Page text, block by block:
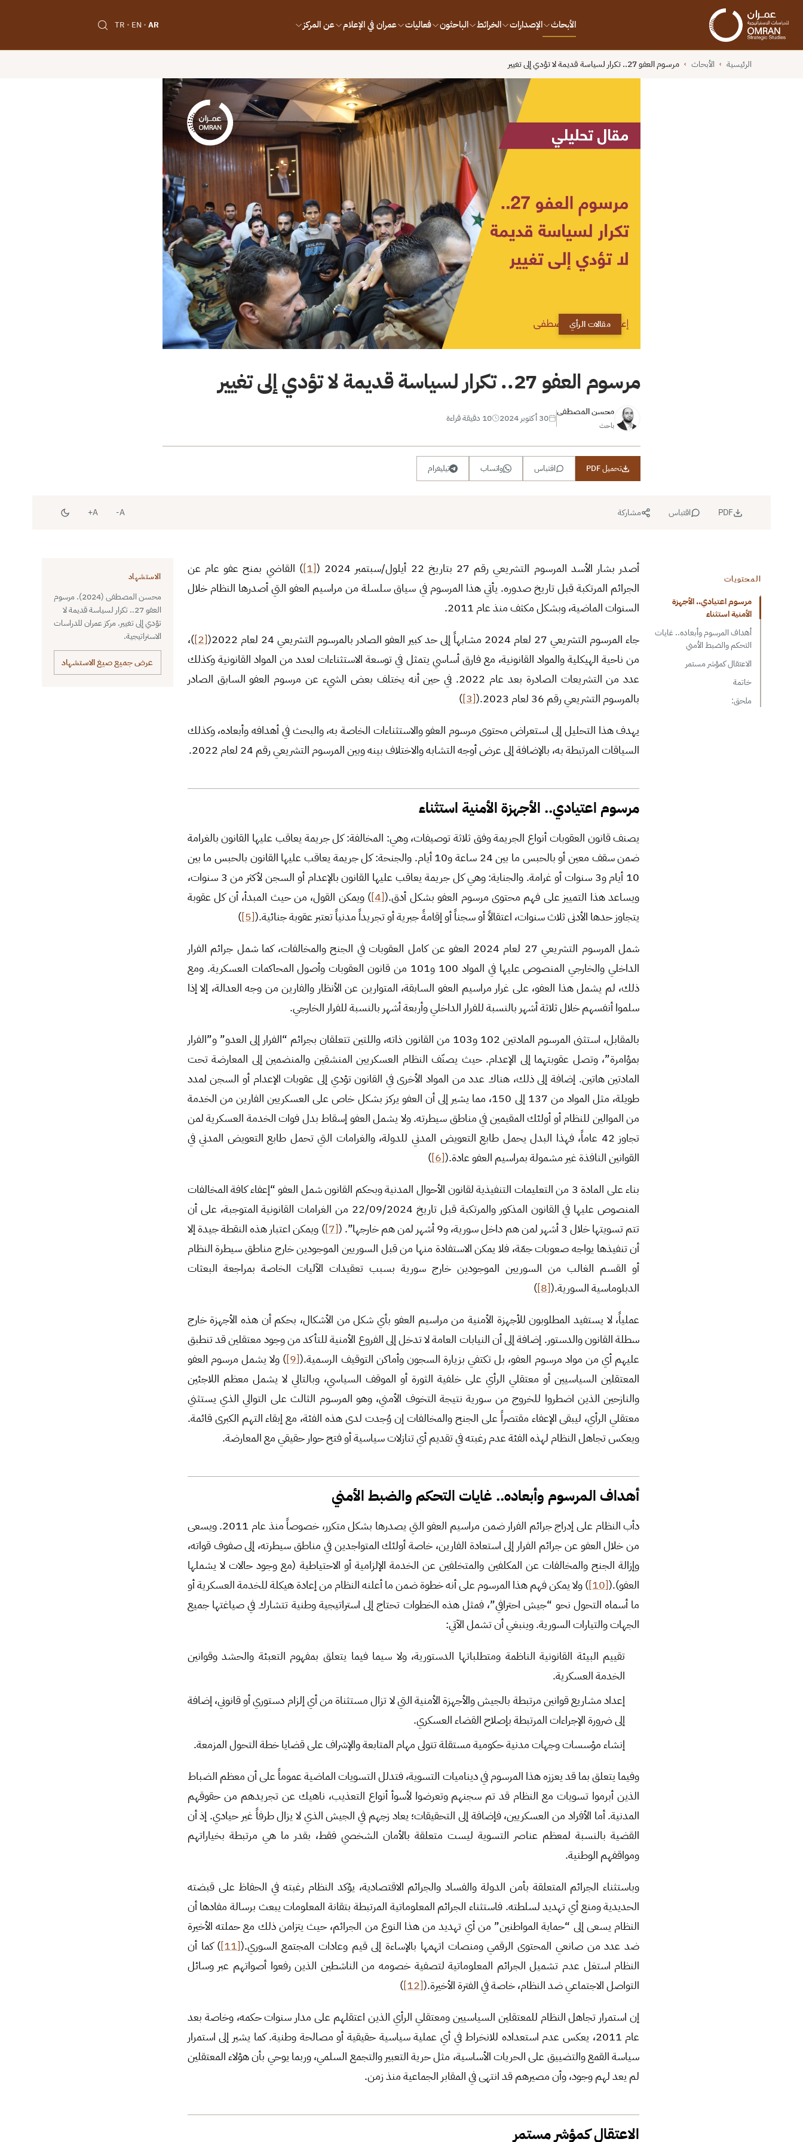
الأبحاث الإصدارات الخرائط الباحثون فعاليات عمران في الإعلام عن المركز AR
EN
TR
الرئيسية › الأبحاث › مرسوم العفو 27.. تكرار لسياسة قديمة لا تؤدي إلى تغيير
مقالات الرأي
مرسوم العفو 27.. تكرار لسياسة قديمة لا تؤدي إلى تغيير
محسن المصطفى
باحث
30 أكتوبر 2024 10 دقيقة قراءة
تحميل PDF اقتباس واتساب تيليغرام
PDF اقتباس مشاركة A-
A+
المحتويات
مرسوم اعتيادي.. الأجهزة
الأمنية استثناء
أهداف المرسوم وأبعاده.. غايات
التحكم والضبط الأمني
الاعتقال كمؤشر مستمر
خاتمة
ملحق:
أصدر بشار الأسد المرسوم التشريعي رقم 27 بتاريخ 22 أيلول/سبتمبر 2024 ( [1]
) القاضي بمنح عفو عام عن
الجرائم المرتكبة قبل تاريخ صدوره. يأتي هذا المرسوم في سياق سلسلة من مراسيم العفو التي أصدرها النظام خلال
السنوات الماضية، وبشكل مكثف منذ عام 2011.
جاء المرسوم التشريعي 27 لعام 2024 مشابهاً إلى حد كبير العفو الصادر بالمرسوم التشريعي 24 لعام 2022(
[2]
)،
من ناحية الهيكلية والمواد القانونية، مع فارق أساسي يتمثل في توسعة الاستثناءات لعدد من المواد القانونية وكذلك
عدد من التشريعات الصادرة بعد عام 2022. في حين أنه يختلف بعض الشيء عن مرسوم العفو السابق الصادر
بالمرسوم التشريعي رقم 36 لعام 2023.(
[3]
)
يهدف هذا التحليل إلى استعراض محتوى مرسوم العفو والاستثناءات الخاصة به، والبحث في أهدافه وأبعاده، وكذلك
السياقات المرتبطة به، بالإضافة إلى عرض أوجه التشابه والاختلاف بينه وبين المرسوم التشريعي رقم 24 لعام 2022.
مرسوم اعتيادي.. الأجهزة الأمنية استثناء
يصنف قانون العقوبات أنواع الجريمة وفق ثلاثة توصيفات، وهي: المخالفة: كل جريمة يعاقب عليها القانون بالغرامة
ضمن سقف معين أو بالحبس ما بين 24 ساعة و10 أيام. والجنحة: كل جريمة يعاقب عليها القانون بالحبس ما بين
10 أيام و3 سنوات أو غرامة. والجناية: وهي كل جريمة يعاقب عليها القانون بالإعدام أو السجن لأكثر من 3 سنوات،
ويساعد هذا التمييز على فهم محتوى مرسوم العفو بشكل أدق.([4]
) ويمكن القول، من حيث المبدأ، أن كل عقوبة
يتجاوز حدها الأدنى ثلاث سنوات، اعتقالاً أو سجناً أو إقامةً جبرية أو تجريداً مدنياً تعتبر عقوبة جنائية.([5]
)
شمل المرسوم التشريعي 27 لعام 2024 العفو عن كامل العقوبات في الجنح والمخالفات، كما شمل جرائم الفرار
الداخلي والخارجي المنصوص عليها في المواد 100 و101 من قانون العقوبات وأصول المحاكمات العسكرية. ومع
ذلك، لم يشمل هذا العفو، على غرار مراسيم العفو السابقة، المتوارين عن الأنظار والفارين من وجه العدالة، إلا إذا
سلموا أنفسهم خلال ثلاثة أشهر بالنسبة للفرار الداخلي وأربعة أشهر بالنسبة للفرار الخارجي.
بالمقابل، استثنى المرسوم المادتين 102 و103 من القانون ذاته، واللتين تتعلقان بجرائم “الفرار إلى العدو” و”الفرار
بمؤامرة”، وتصل عقوبتهما إلى الإعدام. حيث يصنّف النظام العسكريين المنشقين والمنضمين إلى المعارضة تحت
المادتين هاتين. إضافة إلى ذلك، هناك عدد من المواد الأخرى في القانون تؤدي إلى عقوبات الإعدام أو السجن لمدد
طويلة، مثل المواد من 137 إلى 150، مما يشير إلى أن العفو يركز بشكل خاص على العسكريين الفارين من الخدمة
من الموالين للنظام أو أولئك المقيمين في مناطق سيطرته. ولا يشمل العفو إسقاط بدل فوات الخدمة العسكرية لمن
تجاوز 42 عاماً، فهذا البدل يحمل طابع التعويض المدني للدولة، والغرامات التي تحمل طابع التعويض المدني في
القوانين النافذة غير مشمولة بمراسيم العفو عادة.([6]
)
بناء على المادة 3 من التعليمات التنفيذية لقانون الأحوال المدنية وبحكم القانون شمل العفو “إعفاء كافة المخالفات
المنصوص عليها في القانون المذكور والمرتكبة قبل تاريخ 22/09/2024 من الغرامات القانونية المتوجبة، على أن
تتم تسويتها خلال 3 أشهر لمن هم داخل سورية، و9 أشهر لمن هم خارجها”. (
[7]
) ويمكن اعتبار هذه النقطة جيدة إلا
أن تنفيذها يواجه صعوبات جمّة، فلا يمكن الاستفادة منها من قبل السوريين الموجودين خارج مناطق سيطرة النظام
أو القسم الغالب من السوريين الموجودين خارج سورية بسبب تعقيدات الآليات الخاصة بمراجعة البعثات
الدبلوماسية السورية.([8]
)
عملياً، لا يستفيد المطلوبون للأجهزة الأمنية من مراسيم العفو بأي شكل من الأشكال، بحكم أن هذه الأجهزة خارج
سطلة القانون والدستور. إضافة إلى أن النيابات العامة لا تدخل إلى الفروع الأمنية للتأكد من وجود معتقلين قد تنطبق
عليهم أي من مواد مرسوم العفو، بل تكتفي بزيارة السجون وأماكن التوقيف الرسمية.([9]
) ولا يشمل مرسوم العفو
المعتقلين السياسيين أو معتقلي الرأي على خلفية الثورة أو الموقف السياسي، وبالتالي لا يشمل معظم اللاجئين
والنازحين الذين اضطروا للخروج من سورية نتيجة التخوف الأمني، وهو المرسوم الثالث على التوالي الذي يستثني
معتقلي الرأي، ليبقى الإعفاء مقتصراً على الجنح والمخالفات إن وُجدت لدى هذه الفئة، مع إبقاء التهم الكبرى قائمة.
ويعكس تجاهل النظام لهذه الفئة عدم رغبته في تقديم أي تنازلات سياسية أو فتح حوار حقيقي مع المعارضة.
أهداف المرسوم وأبعاده.. غايات التحكم والضبط الأمني
دأب النظام على إدراج جرائم الفرار ضمن مراسيم العفو التي يصدرها بشكل متكرر، خصوصاً منذ عام 2011. ويسعى
من خلال العفو عن جرائم الفرار إلى استعادة الفارين، خاصة أولئك المتواجدين في مناطق سيطرته، إلى صفوف قواته،
وإزالة الجنح والمخالفات عن المكلفين والمتخلفين عن الخدمة الإلزامية أو الاحتياطية (مع وجود حالات لا يشملها
العفو).([10]
) ولا يمكن فهم هذا المرسوم على أنه خطوة ضمن ما أعلنه النظام من إعادة هيكلة للخدمة العسكرية أو
ما أسماه التحول نحو “جيش احترافي”، فمثل هذه الخطوات تحتاج إلى استراتيجية وطنية تتشارك في صياغتها جميع
الجهات والتيارات السورية. وينبغي أن تشمل الآتي:
تقييم البيئة القانونية الناظمة ومتطلباتها الدستورية، ولا سيما فيما يتعلق بمفهوم التعبئة والحشد وقوانين
الخدمة العسكرية.
إعداد مشاريع قوانين مرتبطة بالجيش والأجهزة الأمنية التي لا تزال مستثناة من أي إلزام دستوري أو قانوني، إضافة
إلى ضرورة الإجراءات المرتبطة بإصلاح القضاء العسكري.
إنشاء مؤسسات وجهات مدنية حكومية مستقلة تتولى مهام المتابعة والإشراف على قضايا خطة التحول المزمعة.
وفيما يتعلق بما قد يعززه هذا المرسوم في ديناميات التسوية، فتدلل التسويات الماضية عموماً على أن معظم الضباط
الذين أبرموا تسويات مع النظام قد تم سجنهم وتعرضوا لأسوأ أنواع التعذيب، ناهيك عن تجريدهم من حقوقهم
المدنية. أما الأفراد من العسكريين، فإضافة إلى التحقيقات؛ يعاد زجهم في الجيش الذي لا يزال طرفاً غير حيادي. إذ أن
القضية بالنسبة لمعظم عناصر التسوية ليست متعلقة بالأمان الشخصي فقط، بقدر ما هي مرتبطة بخياراتهم
ومواقفهم الوطنية.
وباستثناء الجرائم المتعلقة بأمن الدولة والفساد والجرائم الاقتصادية، يؤكد النظام رغبته في الحفاظ على قبضته
الحديدية ومنع أي تهديد لسلطته. فاستثناء الجرائم المعلوماتية المرتبطة بتقانة المعلومات يبعث برسالة مفادها أن
النظام يسعى إلى “حماية المواطنين” من أي تهديد من هذا النوع من الجرائم، حيث يتزامن ذلك مع حملته الأخيرة
ضد عدد من صانعي المحتوى الرقمي ومنصات اتهمها بالإساءة إلى قيم وعادات المجتمع السوري.([11]
) كما أن
النظام استغل عدم تشميل الجرائم المعلوماتية لتصفية خصومه من الناشطين الذين رفعوا أصواتهم عبر وسائل
التواصل الاجتماعي ضد النظام، خاصة في الفترة الأخيرة.([12]
)
إن استمرار تجاهل النظام للمعتقلين السياسيين ومعتقلي الرأي الذين اعتقلهم على مدار سنوات حكمه، وخاصة بعد
عام 2011، يعكس عدم استعداده للانخراط في أي عملية سياسية حقيقية أو مصالحة وطنية. كما يشير إلى استمرار
سياسة القمع والتضييق على الحريات الأساسية، مثل حرية التعبير والتجمع السلمي، وربما يوحي بأن هؤلاء المعتقلين
لم يعد لهم وجود، وأن مصيرهم قد انتهى في المقابر الجماعية منذ زمن.
الاعتقال كمؤشر مستمر
الاستشهاد
محسن المصطفى (2024). مرسوم
العفو 27.. تكرار لسياسة قديمة لا
تؤدي إلى تغيير. مركز عمران للدراسات
الاستراتيجية.
عرض جميع صيغ الاستشهاد